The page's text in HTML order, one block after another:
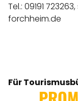
Tel.: 09191 723263,
forchheim.de
Für